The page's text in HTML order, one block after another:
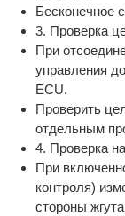
Бесконечное
3. Проверка
При
управления
ECU.
Проверить
отдельным
4. Проверка
При
контроля)
стороны